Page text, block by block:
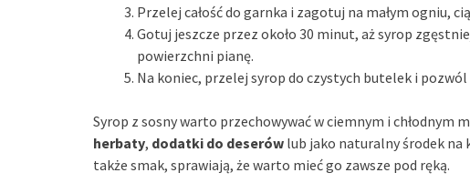
Przelej całość do garnka i zagotuj na małym ogniu,
Gotuj jeszcze przez około 30 minut, aż syrop
powierzchni pianę.
Na koniec, przelej syrop do czystych butelek i
Syrop z sosny warto przechowywać w ciemnym i chłodnym
herbaty, dodatki do deserów lub jako naturalny środek na
także smak, sprawiają, że warto mieć go zawsze pod ręką.